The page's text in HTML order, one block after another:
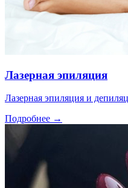
Лазерная эпиляция
Лазерная эпиляция и
Подробнее →